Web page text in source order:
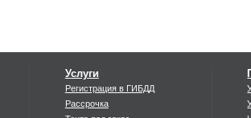
Количество цилиндров
Максимальная мощность
Максимальное число оборотов в
Услуги
Регистрация в ГИБДД
Рассрочка